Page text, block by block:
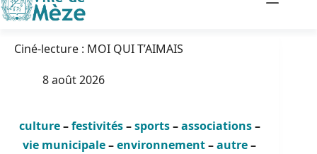
Ciné-lecture : MOI QUI T’AIMAIS
8 août 2026
culture–festivités–sports–associations–
vie municipale–environnement–autre–